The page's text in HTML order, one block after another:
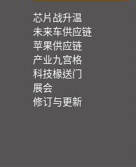
芯片战升温
未来车供应链
苹果供应链
产业九宫格
科技椽送门
展会
修订与更新